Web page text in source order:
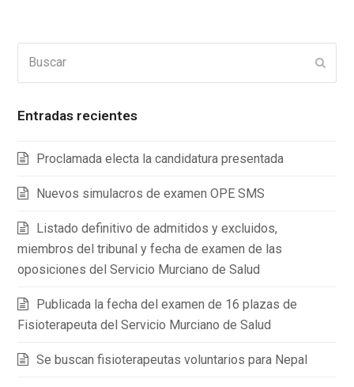
Entradas recientes
Proclamada electa la candidatura presentada
Nuevos simulacros de examen OPE SMS
Listado definitivo de admitidos y excluidos,
miembros del tribunal y fecha de examen de las
oposiciones del Servicio Murciano de Salud
Publicada la fecha del examen de 16 plazas de
Fisioterapeuta del Servicio Murciano de Salud
Se buscan fisioterapeutas voluntarios para Nepal